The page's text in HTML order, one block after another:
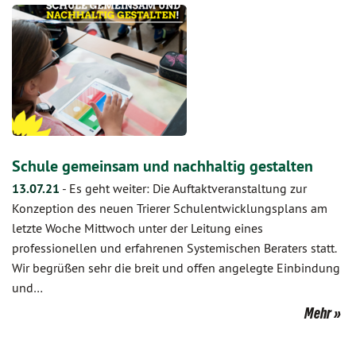
Schule gemeinsam und nachhaltig gestalten
13.07.21 - Es geht weiter: Die Auftaktveranstaltung zur
Konzeption des neuen Trierer Schulentwicklungsplans am
letzte Woche Mittwoch unter der Leitung eines
professionellen und erfahrenen Systemischen Beraters statt.
Wir begrüßen sehr die breit und offen angelegte Einbindung
und…
Mehr